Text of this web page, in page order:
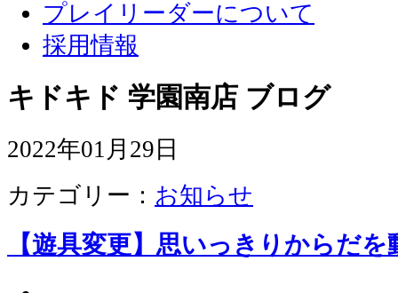
プレイリーダーについて
採用情報
キドキド 学園南店 ブログ
2022年01月29日
カテゴリー： お知らせ
【遊具変更】思いっきりからだ